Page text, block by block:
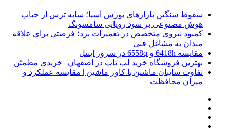
سقوط سنگین بازارهای بورس آسیا؛ سایه ترس از حباب
هوش مصنوعی بر سود رویایی سامسونگ
کمبود نیروی متخصص در تعمیرات برد؛ فرصتی برای علاقه
‌مندان به مشاغل فنی
مقایسه 6418h و 6558q در سرور اینتل
بهترین فروشگاه خرید لپ تاپ در اصفهان | خریدی مطمئن
تفاوت سایبان ماشین با کاور ماشین | مقایسه عملکرد و
میزان محافظت